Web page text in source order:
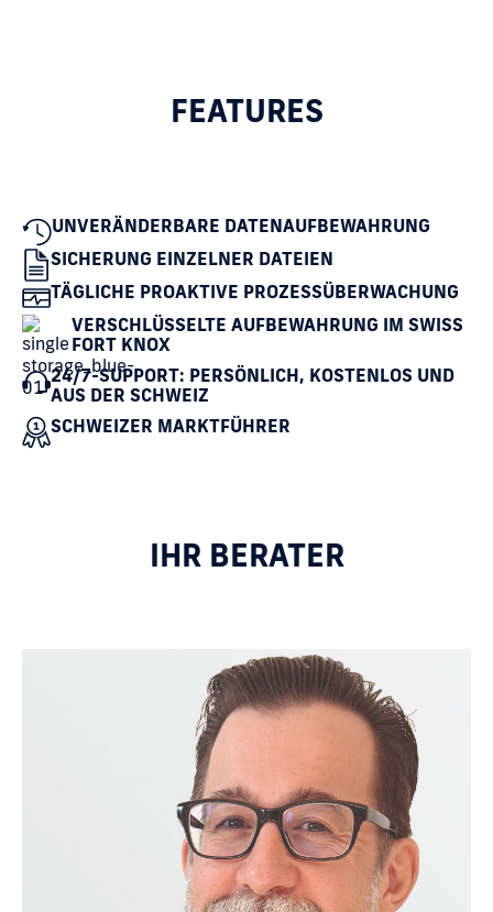
FEATURES
UNVERÄNDERBARE DATENAUFBEWAHRUNG
SICHERUNG EINZELNER DATEIEN
TÄGLICHE PROAKTIVE PROZESSÜBERWACHUNG
VERSCHLÜSSELTE AUFBEWAHRUNG IM SWISS
FORT KNOX
24/7-SUPPORT: PERSÖNLICH, KOSTENLOS UND
AUS DER SCHWEIZ
SCHWEIZER MARKTFÜHRER
IHR BERATER